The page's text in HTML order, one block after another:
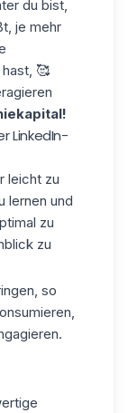
du bist,
je mehr
🥰
LinkedIn-
leicht zu
lernen und
zu
zu
so